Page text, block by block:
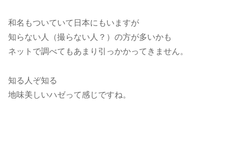
和名もついていて日本にもいますが
知らない人（撮らない人？）の方が多いかも
ネットで調べてもあまり引っかかってきません。
知る人ぞ知る
地味美しいハゼって感じですね。